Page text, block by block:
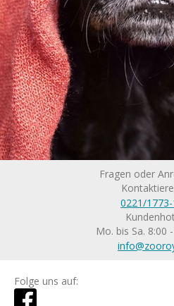
Fragen oder
0221/
Mo. bis Sa. 8:00
Folge uns auf: